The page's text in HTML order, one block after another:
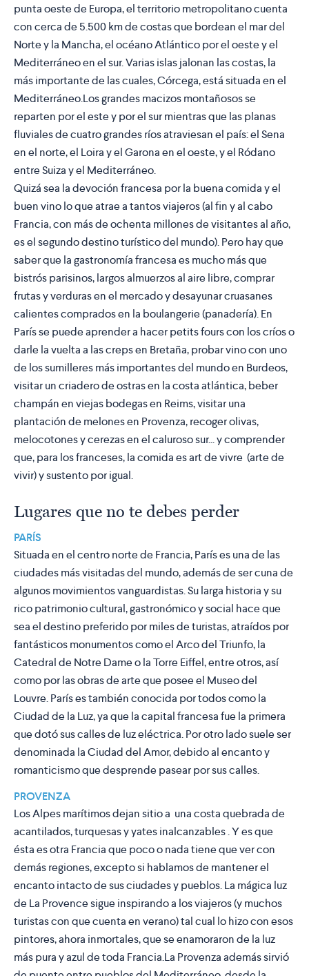
punta oeste de Europa, el territorio metropolitano cuenta
con cerca de 5.500 km de costas que bordean el mar del
Norte y la Mancha, el océano Atlántico por el oeste y el
Mediterráneo en el sur. Varias islas jalonan las costas, la
más importante de las cuales, Córcega, está situada en el
Mediterráneo.Los grandes macizos montañosos se
reparten por el este y por el sur mientras que las planas
fluviales de cuatro grandes ríos atraviesan el país: el Sena
en el norte, el Loira y el Garona en el oeste, y el Ródano
entre Suiza y el Mediterráneo.
Quizá sea la devoción francesa por la buena comida y el
buen vino lo que atrae a tantos viajeros (al fin y al cabo
Francia, con más de ochenta millones de visitantes al año,
es el segundo destino turístico del mundo). Pero hay que
saber que la gastronomía francesa es mucho más que
bistrós parisinos, largos almuerzos al aire libre, comprar
frutas y verduras en el mercado y desayunar cruasanes
calientes comprados en la boulangerie (panadería). En
París se puede aprender a hacer petits fours con los críos o
darle la vuelta a las creps en Bretaña, probar vino con uno
de los sumilleres más importantes del mundo en Burdeos,
visitar un criadero de ostras en la costa atlántica, beber
champán en viejas bodegas en Reims, visitar una
plantación de melones en Provenza, recoger olivas,
melocotones y cerezas en el caluroso sur... y comprender
que, para los franceses, la comida es art de vivre (arte de
vivir) y sustento por igual.
Lugares que no te debes perder
PARÍS
Situada en el centro norte de Francia, París es una de las
ciudades más visitadas del mundo, además de ser cuna de
algunos movimientos vanguardistas. Su larga historia y su
rico patrimonio cultural, gastronómico y social hace que
sea el destino preferido por miles de turistas, atraídos por
fantásticos monumentos como el Arco del Triunfo, la
Catedral de Notre Dame o la Torre Eiffel, entre otros, así
como por las obras de arte que posee el Museo del
Louvre. París es también conocida por todos como la
Ciudad de la Luz, ya que la capital francesa fue la primera
que dotó sus calles de luz eléctrica. Por otro lado suele ser
denominada laCiudad del Amor, debido al encanto y
romanticismo que desprende pasear por sus calles.
PROVENZA
Los Alpes marítimos dejan sitio a una costa quebrada de
acantilados, turquesas y yates inalcanzables . Y es que
ésta es otra Francia que poco o nada tiene que ver con
demás regiones, excepto si hablamos de mantener el
encanto intacto de sus ciudades y pueblos. La mágica luz
de La Provence sigue inspirando a los viajeros (y muchos
turistas con que cuenta en verano) tal cual lo hizo con esos
pintores, ahora inmortales, que se enamoraron de la luz
más pura y azul de toda Francia.La Provenza además sirvió